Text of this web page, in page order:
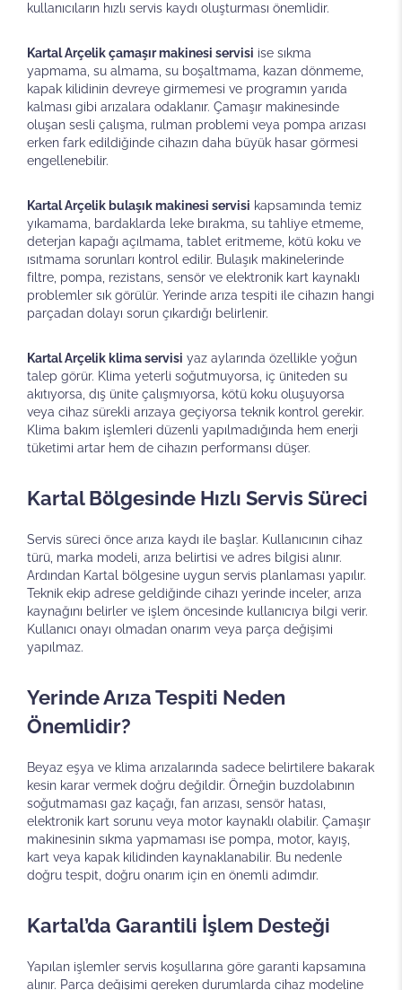
kullanıcıların hızlı servis kaydı oluşturması önemlidir.
Kartal Arçelik çamaşır makinesi servisi ise sıkma
yapmama, su almama, su boşaltmama, kazan dönmeme,
kapak kilidinin devreye girmemesi ve programın yarıda
kalması gibi arızalara odaklanır. Çamaşır makinesinde
oluşan sesli çalışma, rulman problemi veya pompa arızası
erken fark edildiğinde cihazın daha büyük hasar görmesi
engellenebilir.
Kartal Arçelik bulaşık makinesi servisi kapsamında temiz
yıkamama, bardaklarda leke bırakma, su tahliye etmeme,
deterjan kapağı açılmama, tablet eritmeme, kötü koku ve
ısıtmama sorunları kontrol edilir. Bulaşık makinelerinde
filtre, pompa, rezistans, sensör ve elektronik kart kaynaklı
problemler sık görülür. Yerinde arıza tespiti ile cihazın hangi
parçadan dolayı sorun çıkardığı belirlenir.
Kartal Arçelik klima servisi yaz aylarında özellikle yoğun
talep görür. Klima yeterli soğutmuyorsa, iç üniteden su
akıtıyorsa, dış ünite çalışmıyorsa, kötü koku oluşuyorsa
veya cihaz sürekli arızaya geçiyorsa teknik kontrol gerekir.
Klima bakım işlemleri düzenli yapılmadığında hem enerji
tüketimi artar hem de cihazın performansı düşer.
Kartal Bölgesinde Hızlı Servis Süreci
Servis süreci önce arıza kaydı ile başlar. Kullanıcının cihaz
türü, marka modeli, arıza belirtisi ve adres bilgisi alınır.
Ardından Kartal bölgesine uygun servis planlaması yapılır.
Teknik ekip adrese geldiğinde cihazı yerinde inceler, arıza
kaynağını belirler ve işlem öncesinde kullanıcıya bilgi verir.
Kullanıcı onayı olmadan onarım veya parça değişimi
yapılmaz.
Yerinde Arıza Tespiti Neden
Önemlidir?
Beyaz eşya ve klima arızalarında sadece belirtilere bakarak
kesin karar vermek doğru değildir. Örneğin buzdolabının
soğutmaması gaz kaçağı, fan arızası, sensör hatası,
elektronik kart sorunu veya motor kaynaklı olabilir. Çamaşır
makinesinin sıkma yapmaması ise pompa, motor, kayış,
kart veya kapak kilidinden kaynaklanabilir. Bu nedenle
doğru tespit, doğru onarım için en önemli adımdır.
Kartal’da Garantili İşlem Desteği
Yapılan işlemler servis koşullarına göre garanti kapsamına
alınır. Parça değişimi gereken durumlarda cihaz modeline